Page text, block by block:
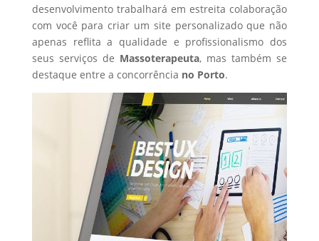
desenvolvimento trabalhará em estreita colaboração
com você para criar um site personalizado que não
apenas reflita a qualidade e profissionalismo dos
seus serviços de Massoterapeuta, mas também se
destaque entre a concorrência no Porto.